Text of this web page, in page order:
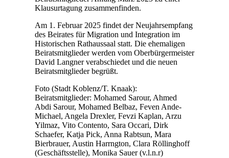
Klausurtagung zusammenfinden.
Am 1. Februar 2025 findet der Neujahrsempfang
des Beirates für Migration und Integration im
Historischen Rathaussaal statt. Die ehemaligen
Beiratsmitglieder werden vom Oberbürgermeister
David Langner verabschiedet und die neuen
Beiratsmitglieder begrüßt.
Foto (Stadt Koblenz/T. Knaak):
Beiratsmitglieder: Mohamed Sarour, Ahmed
Abdi Sarour, Mohamed Belbaz, Feven Ande-
Michael, Angela Drexler, Fevzi Kaplan, Arzu
Yilmaz, Vito Contento, Sara Occari, Dirk
Schaefer, Katja Pick, Anna Rabtsun, Mara
Bierbrauer, Austin Harrngton, Clara Röllinghoff
(Geschäftsstelle), Monika Sauer (v.l.n.r)